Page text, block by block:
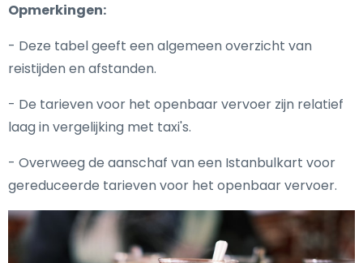
Opmerkingen:
- Deze tabel geeft een algemeen overzicht van
reistijden en afstanden.
- De tarieven voor het openbaar vervoer zijn relatief
laag in vergelijking met taxi's.
- Overweeg de aanschaf van een Istanbulkart voor
gereduceerde tarieven voor het openbaar vervoer.